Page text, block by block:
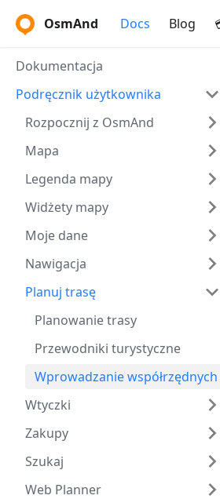
OsmAnd Docs Blog
Dokumentacja
Podręcznik użytkownika
Rozpocznij z OsmAnd
Mapa
Legenda mapy
Widżety mapy
Moje dane
Nawigacja
Planuj trasę
Planowanie trasy
Przewodniki turystyczne
Wprowadzanie współrzędnych
Wtyczki
Zakupy
Szukaj
Web Planner